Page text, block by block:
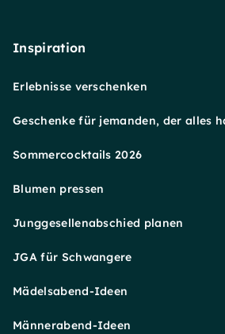
Inspiration
Erlebnisse verschenken
Geschenke für jemanden, der alles
Sommercocktails 2026
Blumen pressen
Junggesellenabschied planen
JGA für Schwangere
Mädelsabend-Ideen
Männerabend-Ideen